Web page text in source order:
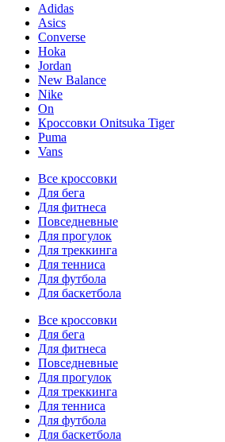
Adidas
Asics
Converse
Hoka
Jordan
New Balance
Nike
On
Кроссовки Onitsuka Tiger
Puma
Vans
Все кроссовки
Для бега
Для фитнеса
Повседневные
Для прогулок
Для треккинга
Для тенниса
Для футбола
Для баскетбола
Все кроссовки
Для бега
Для фитнеса
Повседневные
Для прогулок
Для треккинга
Для тенниса
Для футбола
Для баскетбола